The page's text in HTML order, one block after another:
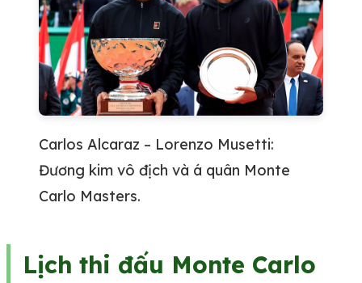
Carlos Alcaraz – Lorenzo Musetti:
Đương kim vô địch và á quân Monte
Carlo Masters.
Lịch thi đấu Monte Carlo